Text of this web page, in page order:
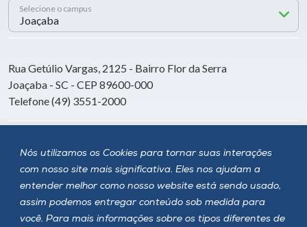
Nós utilizamos os Cookies para tornar suas interações
com nosso site mais significativa. Eles nos ajudam a
entender melhor como nosso website está sendo usado,
assim podemos entregar conteúdo sob medida para
você. Para mais informações sobre os tipos diferentes de
Selecione o campus
Rua Getúlio Vargas, 2125 - Bairro Flor da Serra
Joaçaba - SC - CEP 89600-000
Telefone (49) 3551-2000
Siga a Unoesc